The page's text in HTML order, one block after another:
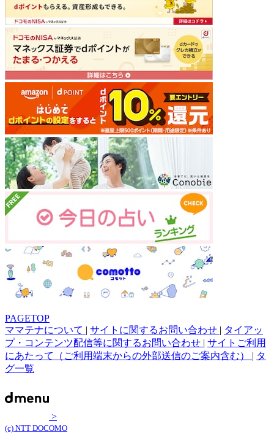
PAGETOP
ママテナについて | サイトに関するお問い合わせ | タイアッ
プ・コンテンツ配信等に関するお問い合わせ | サイトご利用
にあたって（ご利用端末からの外部送信のご案内含む） | タ
グ一覧
>
(c) NTT DOCOMO